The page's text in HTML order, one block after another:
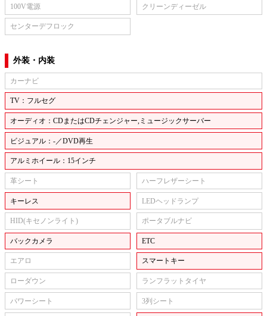
100V電源 クリーンディーゼル
センターデフロック
外装・内装
カーナビ
TV：フルセグ
オーディオ：CDまたはCDチェンジャー,ミュージックサーバー
ビジュアル：-／DVD再生
アルミホイール：15インチ
革シート ハーフレザーシート
キーレス LEDヘッドランプ
HID(キセノンライト) ポータブルナビ
バックカメラ ETC
エアロ スマートキー
ローダウン ランフラットタイヤ
パワーシート 3列シート